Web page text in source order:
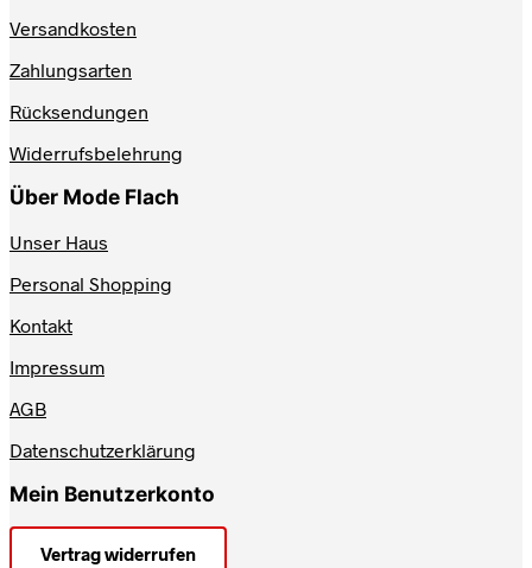
Versandkosten
Zahlungsarten
Rücksendungen
Widerrufsbelehrung
Über Mode Flach
Unser Haus
Personal Shopping
Kontakt
Impressum
AGB
Datenschutzerklärung
Mein Benutzerkonto
Vertrag widerrufen